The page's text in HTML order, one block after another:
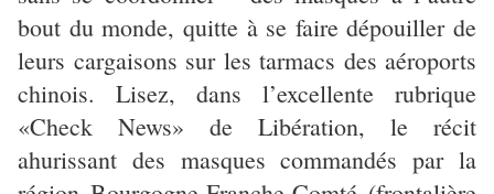
bout du monde, quitte à se faire dépouiller de
leurs cargaisons sur les tarmacs des aéroports
chinois. Lisez, dans l’excellente rubrique
«Check News» de Libération, le récit
ahurissant des masques commandés par la